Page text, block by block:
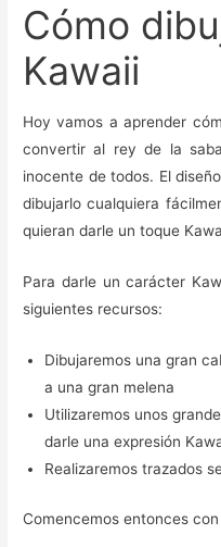
Cómo
Kawaii
Hoy vamos a aprender
convertir al rey de la
inocente de todos. El
dibujarlo cualquiera
quieran darle un toque
Para darle un carácter
siguientes recursos:
Dibujaremos una gran
a una gran melena
Utilizaremos unos
darle una expresión
Realizaremos trazados
Comencemos entonces